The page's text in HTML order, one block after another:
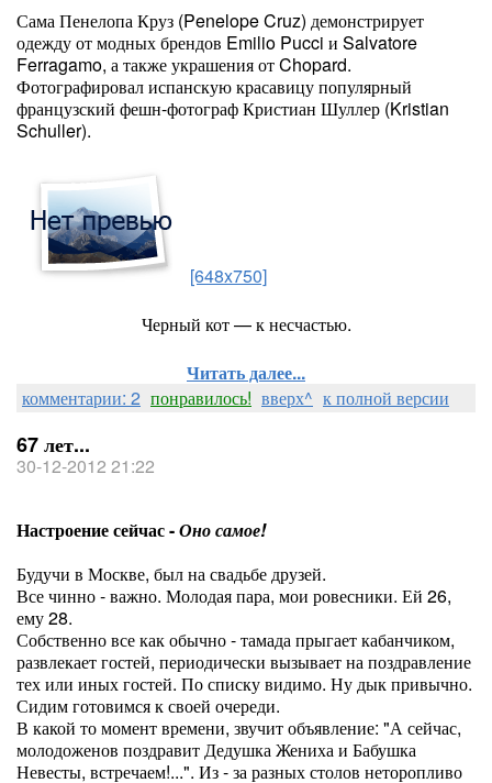
Сама Пенелопа Круз (Penelope Cruz) демонстрирует
одежду от модных брендов Emilio Pucci и Salvatore
Ferragamo, а также украшения от Chopard.
Фотографировал испанскую красавицу популярный
французский фешн-фотограф Кристиан Шуллер (Kristian
Schuller).
[648x750]
Черный кот — к несчастью.
Читать далее...
комментарии: 2 понравилось! вверх^ к полной версии
67 лет...
30-12-2012 21:22
Настроение сейчас -Оно самое!
Будучи в Москве, был на свадьбе друзей.
Все чинно - важно. Молодая пара, мои ровесники. Ей 26,
ему 28.
Собственно все как обычно - тамада прыгает кабанчиком,
развлекает гостей, периодически вызывает на поздравление
тех или иных гостей. По списку видимо. Ну дык привычно.
Сидим готовимся к своей очереди.
В какой то момент времени, звучит объявление: "А сейчас,
молодоженов поздравит Дедушка Жениха и Бабушка
Невесты, встречаем!...". Из - за разных столов неторопливо